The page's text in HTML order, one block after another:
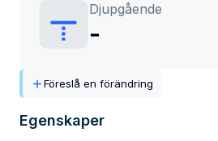
Djupgående
-
Föreslå en förändring
Egenskaper